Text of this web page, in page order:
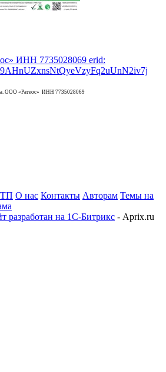
ООО «Ратеос» ИНН 7735028069
О нас Контакты Авторам Темы на
разработан на 1С-Битрикс - Aprix.ru